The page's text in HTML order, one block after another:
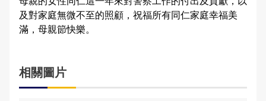
及對家庭無微不至的照顧，祝福所有同仁家庭幸福美
滿，母親節快樂。
相關圖片